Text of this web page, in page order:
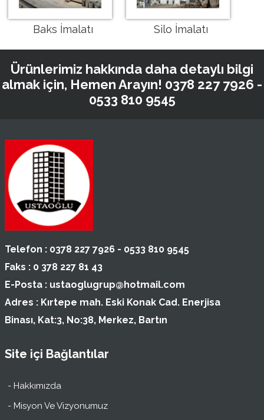
Baks İmalatı Silo İmalatı
Ürünlerimiz hakkında daha detaylı bilgi
almak için, Hemen Arayın! 0378 227 7926 -
0533 810 9545
Telefon : 0378 227 7926 - 0533 810 9545
Faks : 0 378 227 81 43
E-Posta : ustaoglugrup@hotmail.com
Adres : Kırtepe mah. Eski Konak Cad. Enerjisa
Binası, Kat:3, No:38, Merkez, Bartın
Site içi Bağlantılar
- Hakkımızda
- Misyon Ve Vizyonumuz